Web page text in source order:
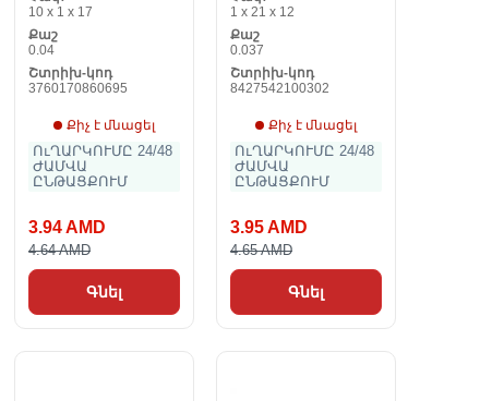
10 x 1 x 17
Քաշ
0.04
Շտրիխ-կոդ
3760170860695
Քիչ է մնացել
ՈւՂԱՐԿՈՒՄԸ 24/48
ԺԱՄՎԱ
ԸՆԹԱՑՔՈՒՄ
3.94 AMD
4.64 AMD
Գնել
A40 Delact Silk TPU
A40 Samsung
1 x 21 x 12
Քաշ
0.037
Շտրիխ-կոդ
8427542100302
Քիչ է մնացել
ՈւՂԱՐԿՈՒՄԸ 24/48
ԺԱՄՎԱ
ԸՆԹԱՑՔՈՒՄ
3.95 AMD
4.65 AMD
Գնել